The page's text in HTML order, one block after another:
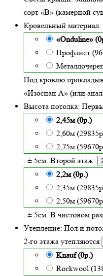
сорт «В» (камерной
Кровельный материал:
«Onduline»
Профлист
Под кровлю
«Изоспан А» (или
Высота потолка:
2,45м (0р.)
2,60м
2,75м
. ± 5см. Второй этаж:
2,2м (0р.)
2,35м
2,50м
. ± 5см. В чистовом
Утепление: Пол и
2-го этажа утепляются
Knauf (0р.)
Rockwool